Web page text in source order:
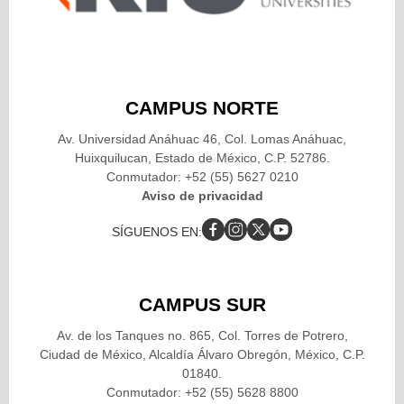
Plasek, A., Clare, M., Boracas, S. y Ferryman, K. (2016). The Social
Economic-Implications-of-Artificial-
Redacción (2020). Cómo usar Netflix la inteligencia artificial para
establecer su estrategia de contenidos. PuroMarkething.
https://www.puromarketing.com/126/34638/como-usa-netflix-
propenso a dejar su empleo por rezago tecnológico. El
Economista.
https://www.eleconomista.com.mx/amp/capitalhumano/Uno-de-
cada-5-trabajadores-mexicanos-propenso-a-dejar-su-empleo-
por-rezago-tecnologico-20180726-0060.html
CAMPUS NORTE
Av. Universidad Anáhuac 46, Col. Lomas Anáhuac,
Huixquilucan, Estado de México, C.P. 52786.
Conmutador: +52 (55) 5627 0210
Aviso de privacidad
SÍGUENOS EN:
CAMPUS SUR
Av. de los Tanques no. 865, Col. Torres de Potrero,
Ciudad de México, Alcaldía Álvaro Obregón, México, C.P.
01840.
Conmutador: +52 (55) 5628 8800